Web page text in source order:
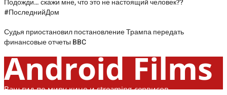
Подожди… скажи мне, что это не настоящий человек??
#ПоследнийДом
Судья приостановил постановление Трампа передать
финансовые отчеты BBC
Android Films
Ваш гид по миру кино и streaming-сервисов